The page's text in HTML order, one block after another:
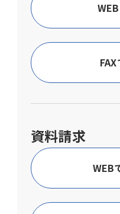
資料請求
WEB